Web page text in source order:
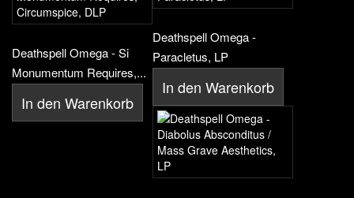
Deathspell Omega - Si
Monumentum Requires,...
In den Warenkorb
Deathspell Omega -
Paracletus, LP
In den Warenkorb